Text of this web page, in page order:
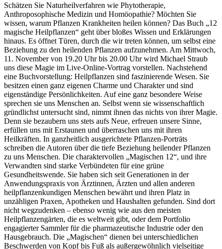
Schätzen Sie Naturheilverfahren wie Phytotherapie,
Anthroposophische Medizin und Homöopathie? Möchten Sie
wissen, warum Pflanzen Krankheiten heilen können? Das Buch „12
magische Heilpflanzen“ geht über bloßes Wissen und Erklärungen
hinaus. Es öffnet Türen, durch die wir treten können, um selbst eine
Beziehung zu den heilenden Pflanzen aufzunehmen. Am Mittwoch,
11. November von 19.20 Uhr bis 20.00 Uhr wird Michael Straub
uns diese Magie im Live-Online-Vortrag vorstellen. Nachstehend
eine Buchvorstellung: Heilpflanzen sind faszinierende Wesen. Sie
besitzen einen ganz eigenen Charme und Charakter und sind
eigenständige Persönlichkeiten. Auf eine ganz besondere Weise
sprechen sie uns Menschen an. Selbst wenn sie wissenschaftlich
gründlichst untersucht sind, nimmt ihnen das nichts von ihrer Magie.
Denn sie bezaubern uns stets aufs Neue, erfreuen unsere Sinne,
erfüllen uns mit Erstaunen und überraschen uns mit ihren
Heilkräften. In ganzheitlich ausgerichtete Pflanzen-Porträts
schreiben die Autoren über die tiefe Beziehung heilender Pflanzen
zu uns Menschen. Die charaktervollen „Magischen 12“, und ihre
Verwandten sind starke Verbündeten für eine grüne
Gesundheitswende. Sie haben sich seit Generationen in der
Anwendungspraxis von Ärztinnen, Ärzten und allen anderen
heilpflanzenkundigen Menschen bewährt und ihren Platz in
unzähligen Praxen, Apotheken und Haushalten gefunden. Sind dort
nicht wegzudenken – ebenso wenig wie aus den meisten
Heilpflanzengärten, die es weltweit gibt, oder dem Portfolio
engagierter Sammler für die pharmazeutische Industrie oder den
Hausgebrauch. Die „Magischen“ dienen bei unterschiedlichen
Beschwerden von Kopf bis Fuß als außergewöhnlich vielseitige